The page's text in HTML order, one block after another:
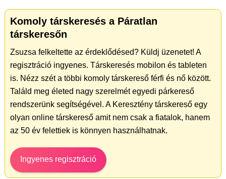
Komoly társkeresés a Páratlan
társkeresőn
Zsuzsa felkeltette az érdeklődésed? Küldj üzenetet! A
regisztráció ingyenes. Társkeresés mobilon és tableten
is. Nézz szét a többi komoly társkereső férfi és nő között.
Találd meg életed nagy szerelmét egyedi párkereső
rendszerünk segítségével. A Keresztény társkereső egy
olyan online társkereső amit nem csak a fiatalok, hanem
az 50 év felettiek is könnyen használhatnak.
Ingyenes regisztráció